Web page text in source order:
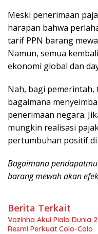
Meski penerimaan
harapan bahwa
tarif PPN barang
Namun, semua
ekonomi global dan
Nah, bagi pemerintah,
bagaimana
penerimaan negara.
mungkin realisasi
pertumbuhan positif
Bagaimana
barang mewah akan
Berita Terkait
Vozinha Akui Piala Dunia
Resmi Perkuat Colo-Colo